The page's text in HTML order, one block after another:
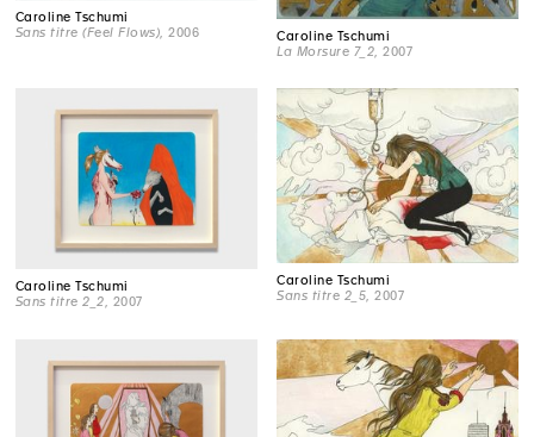
Caroline Tschumi
Sans titre (Feel Flows) , 2006
Caroline Tschumi
La Morsure 7_2 , 2007
Caroline Tschumi
Sans titre 2_2 , 2007
Caroline Tschumi
Sans titre 2_5 , 2007